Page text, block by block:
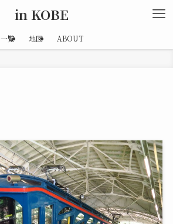
in KOBE
一覧 地図 ABOUT